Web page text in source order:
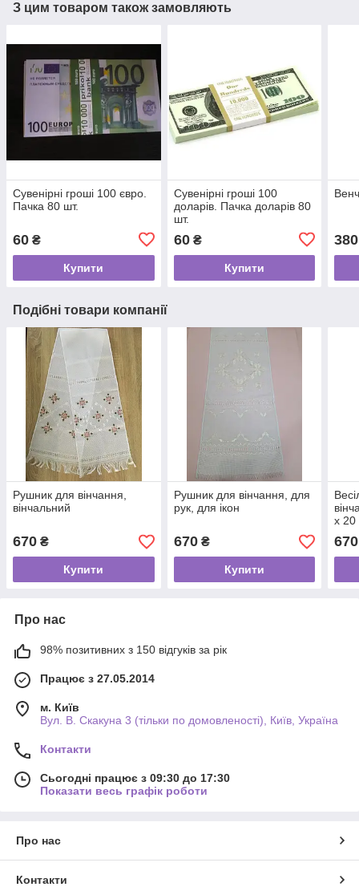
З цим товаром також замовляють
Сувенірні гроші 100 євро.
Пачка 80 шт.
60 ₴
Купити
Сувенірні гроші 100
доларів. Пачка доларів 80
шт.
60₴
Купити
380
Подібні товари компанії
Рушник для вінчання,
вінчальний
670 ₴
Купити
Рушник для вінчання, для
рук, для ікон
670₴
Купити
х 20
для
670
Про нас
98% позитивних з 150 відгуків за рік
Працює з 27.05.2014
м. Київ
Вул. В. Скакуна 3 (тільки по домовленості), Київ, Україна
Контакти
Сьогодні працює з 09:30 до 17:30
Показати весь графік роботи
Про нас
Контакти